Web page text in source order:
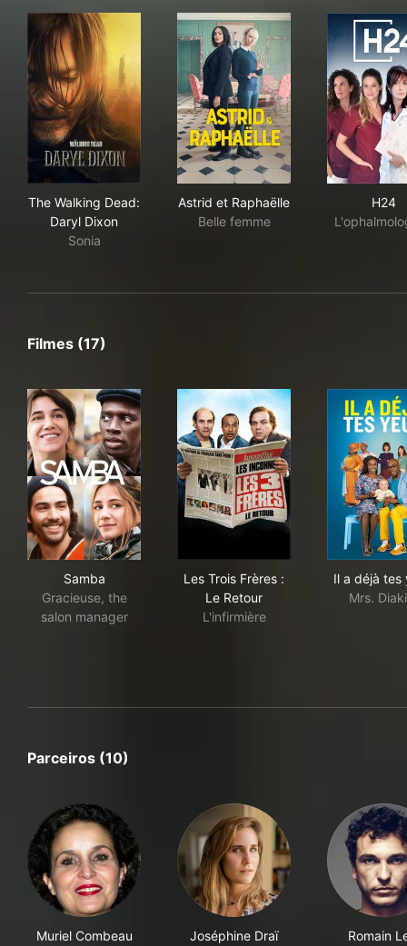
The Walking Dead:
Daryl Dixon
Sonia
Astrid et Raphaëlle
Belle femme
H24
Filmes (17)
Samba
Gracieuse, the
salon manager
Les Trois Frères :
Le Retour
L'infirmière
Il a déjà tes
Mrs.
Parceiros (10)
Muriel Combeau Joséphine Draï Romain